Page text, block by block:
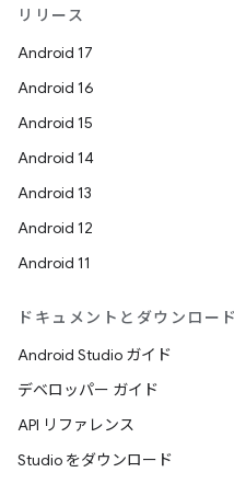
リリース
Android 17
Android 16
Android 15
Android 14
Android 13
Android 12
Android 11
ドキュメントとダウンロード
Android Studio ガイド
デベロッパー ガイド
API リファレンス
Studio をダウンロード